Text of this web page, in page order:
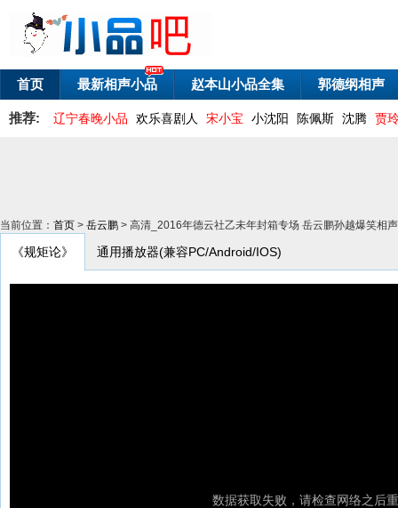
首页 最新相声小品 赵本山小品全集 郭德纲相声
推荐: 辽宁春晚小品 欢乐喜剧人 宋小宝 小沈阳 陈佩斯 沈腾 贾
当前位置： 首页 > 岳云鹏 > 高清_2016年德云社乙未年封箱专场 岳云鹏孙越爆笑相
《规矩论》 通用播放器(兼容PC/Android/IOS)